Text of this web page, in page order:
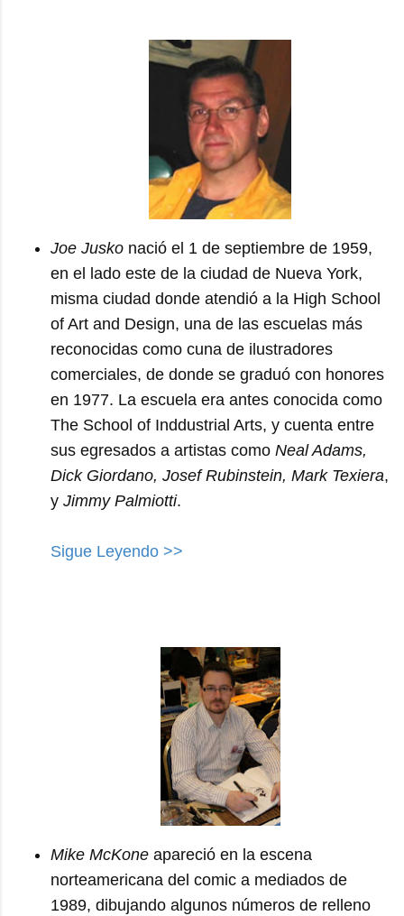
Joe Jusko nació el 1 de septiembre de 1959,
en el lado este de la ciudad de Nueva York,
misma ciudad donde atendió a la High School
of Art and Design, una de las escuelas más
reconocidas como cuna de ilustradores
comerciales, de donde se graduó con honores
en 1977. La escuela era antes conocida como
The School of Inddustrial Arts, y cuenta entre
sus egresados a artistas como Neal Adams,
Dick Giordano, Josef Rubinstein, Mark Texiera,
y Jimmy Palmiotti.
Sigue Leyendo >>
Mike McKone apareció en la escena
norteamericana del comic a mediados de
1989, dibujando algunos números de relleno